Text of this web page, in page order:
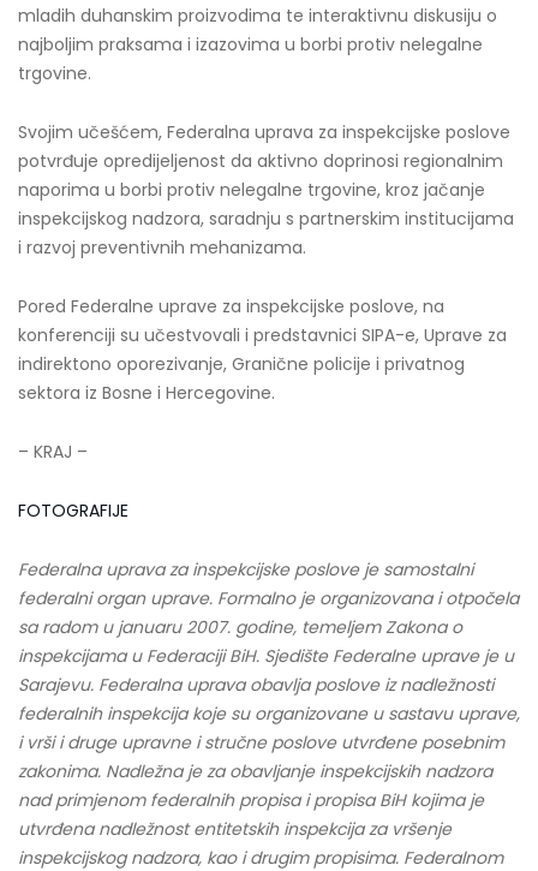
mladih duhanskim proizvodima te interaktivnu diskusiju o
najboljim praksama i izazovima u borbi protiv nelegalne
trgovine.
Svojim učešćem, Federalna uprava za inspekcijske poslove
potvrđuje opredijeljenost da aktivno doprinosi regionalnim
naporima u borbi protiv nelegalne trgovine, kroz jačanje
inspekcijskog nadzora, saradnju s partnerskim institucijama
i razvoj preventivnih mehanizama.
Pored Federalne uprave za inspekcijske poslove, na
konferenciji su učestvovali i predstavnici SIPA-e, Uprave za
indirektono oporezivanje, Granične policije i privatnog
sektora iz Bosne i Hercegovine.
– KRAJ –
FOTOGRAFIJE
Federalna uprava za inspekcijske poslove je samostalni
federalni organ uprave. Formalno je organizovana i otpočela
sa radom u januaru 2007. godine, temeljem Zakona o
inspekcijama u Federaciji BiH. Sjedište Federalne uprave je u
Sarajevu. Federalna uprava obavlja poslove iz nadležnosti
federalnih inspekcija koje su organizovane u sastavu uprave,
i vrši i druge upravne i stručne poslove utvrđene posebnim
zakonima. Nadležna je za obavljanje inspekcijskih nadzora
nad primjenom federalnih propisa i propisa BiH kojima je
utvrđena nadležnost entitetskih inspekcija za vršenje
inspekcijskog nadzora, kao i drugim propisima. Federalnom